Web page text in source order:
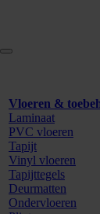
Vloeren &
Laminaat
PVC vloeren
Tapijt
Vinyl vloeren
Tapijttegels
Deurmatten
Ondervloeren